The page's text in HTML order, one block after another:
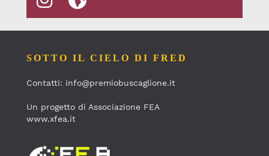
SOTTO IL CIELO DI FRED
Contatti: info@premiobuscaglione.it
Un progetto di Associazione FEA
www.xfea.it